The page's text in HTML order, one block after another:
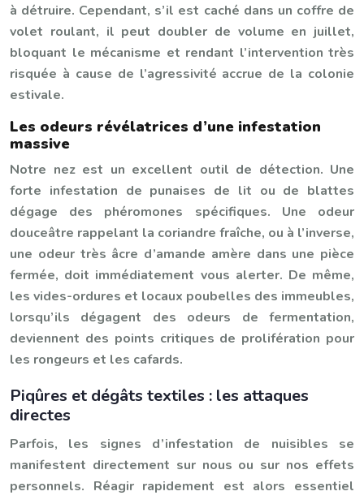
à détruire. Cependant, s’il est caché dans un coffre de
volet roulant, il peut doubler de volume en juillet,
bloquant le mécanisme et rendant l’intervention très
risquée à cause de l’agressivité accrue de la colonie
estivale.
Les odeurs révélatrices d’une infestation
massive
Notre nez est un excellent outil de détection. Une
forte infestation de punaises de lit ou de blattes
dégage des phéromones spécifiques. Une odeur
douceâtre rappelant la coriandre fraîche, ou à l’inverse,
une odeur très âcre d’amande amère dans une pièce
fermée, doit immédiatement vous alerter. De même,
les vides-ordures et locaux poubelles des immeubles,
lorsqu’ils dégagent des odeurs de fermentation,
deviennent des points critiques de prolifération pour
les rongeurs et les cafards.
Piqûres et dégâts textiles : les attaques
directes
Parfois, les signes d’infestation de nuisibles se
manifestent directement sur nous ou sur nos effets
personnels. Réagir rapidement est alors essentiel